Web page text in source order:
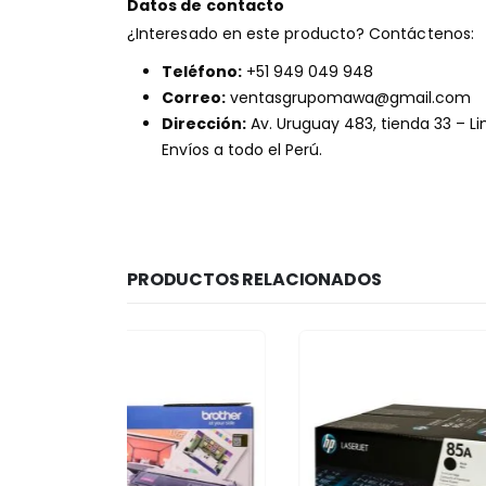
Datos de contacto
¿Interesado en este producto? Contáctenos:
Teléfono: +51 949 049 948
Correo: ventasgrupomawa@gmail.com
Dirección: Av. Uruguay 483, tienda 33 –
Envíos a todo el Perú.
PRODUCTOS RELACIONADOS